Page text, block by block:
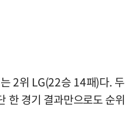
2위 LG(22승 14패)다. 두
한 경기 결과만으로도 순위